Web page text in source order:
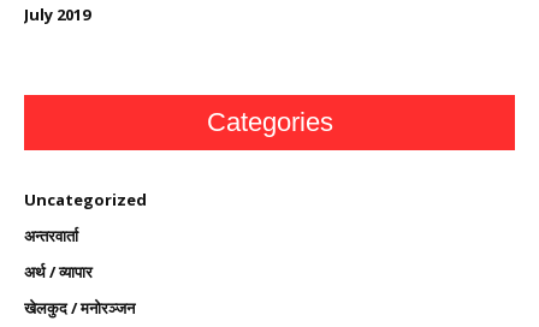
July 2019
Categories
Uncategorized
अन्तरवार्ता
अर्थ / व्यापार
खेलकुद / मनोरञ्जन